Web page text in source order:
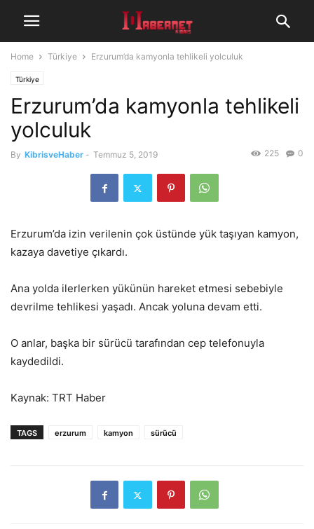
Home Türkiye Erzurum’da kamyonla tehlikeli yolculuk
Türkiye
Erzurum’da kamyonla tehlikeli
yolculuk
By KibrisveHaber - Temmuz 5, 2019 0
225
Erzurum’da izin verilenin çok üstünde yük taşıyan kamyon,
kazaya davetiye çıkardı.
Ana yolda ilerlerken yükünün hareket etmesi sebebiyle
devrilme tehlikesi yaşadı. Ancak yoluna devam etti.
O anlar, başka bir sürücü tarafından cep telefonuyla
kaydedildi.
Kaynak: TRT Haber
TAGS erzurum kamyon sürücü